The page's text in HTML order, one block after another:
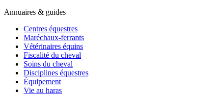
Annuaires & guides
Centres équestres
Maréchaux-ferrants
Vétérinaires équins
Fiscalité du cheval
Soins du cheval
Disciplines équestres
Équipement
Vie au haras